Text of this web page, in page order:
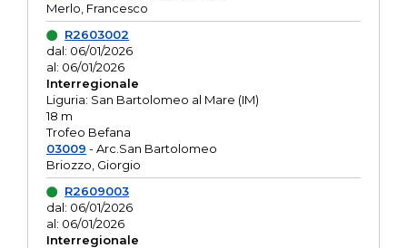
Merlo, Francesco
R2603002
dal: 06/01/2026
al: 06/01/2026
Interregionale
Liguria: San Bartolomeo al Mare (IM)
18 m
Trofeo Befana
03009 - Arc.San Bartolomeo
Briozzo, Giorgio
R2609003
dal: 06/01/2026
al: 06/01/2026
Interregionale